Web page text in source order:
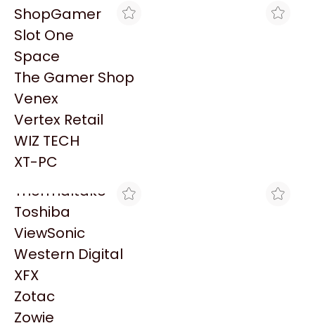
Razer
Redragon
Samsung
Sandisk
Sapphire
Seagate
Sentey
Solarmax
Thermaltake
Toshiba
ViewSonic
Western Digital
XFX
Zotac
Zowie
ShopGamer
Slot One
Space
The Gamer Shop
Venex
Vertex Retail
WIZ TECH
XT-PC
HT FACE PLATE SICA
MARFIL
$296
MAX TECNO
HT FACE PLATE SICA
MARFIL